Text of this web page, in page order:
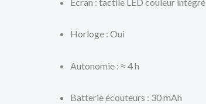
Horloge : Oui
Autonomie : ≈ 4 h
Batterie écouteurs : 30 mAh